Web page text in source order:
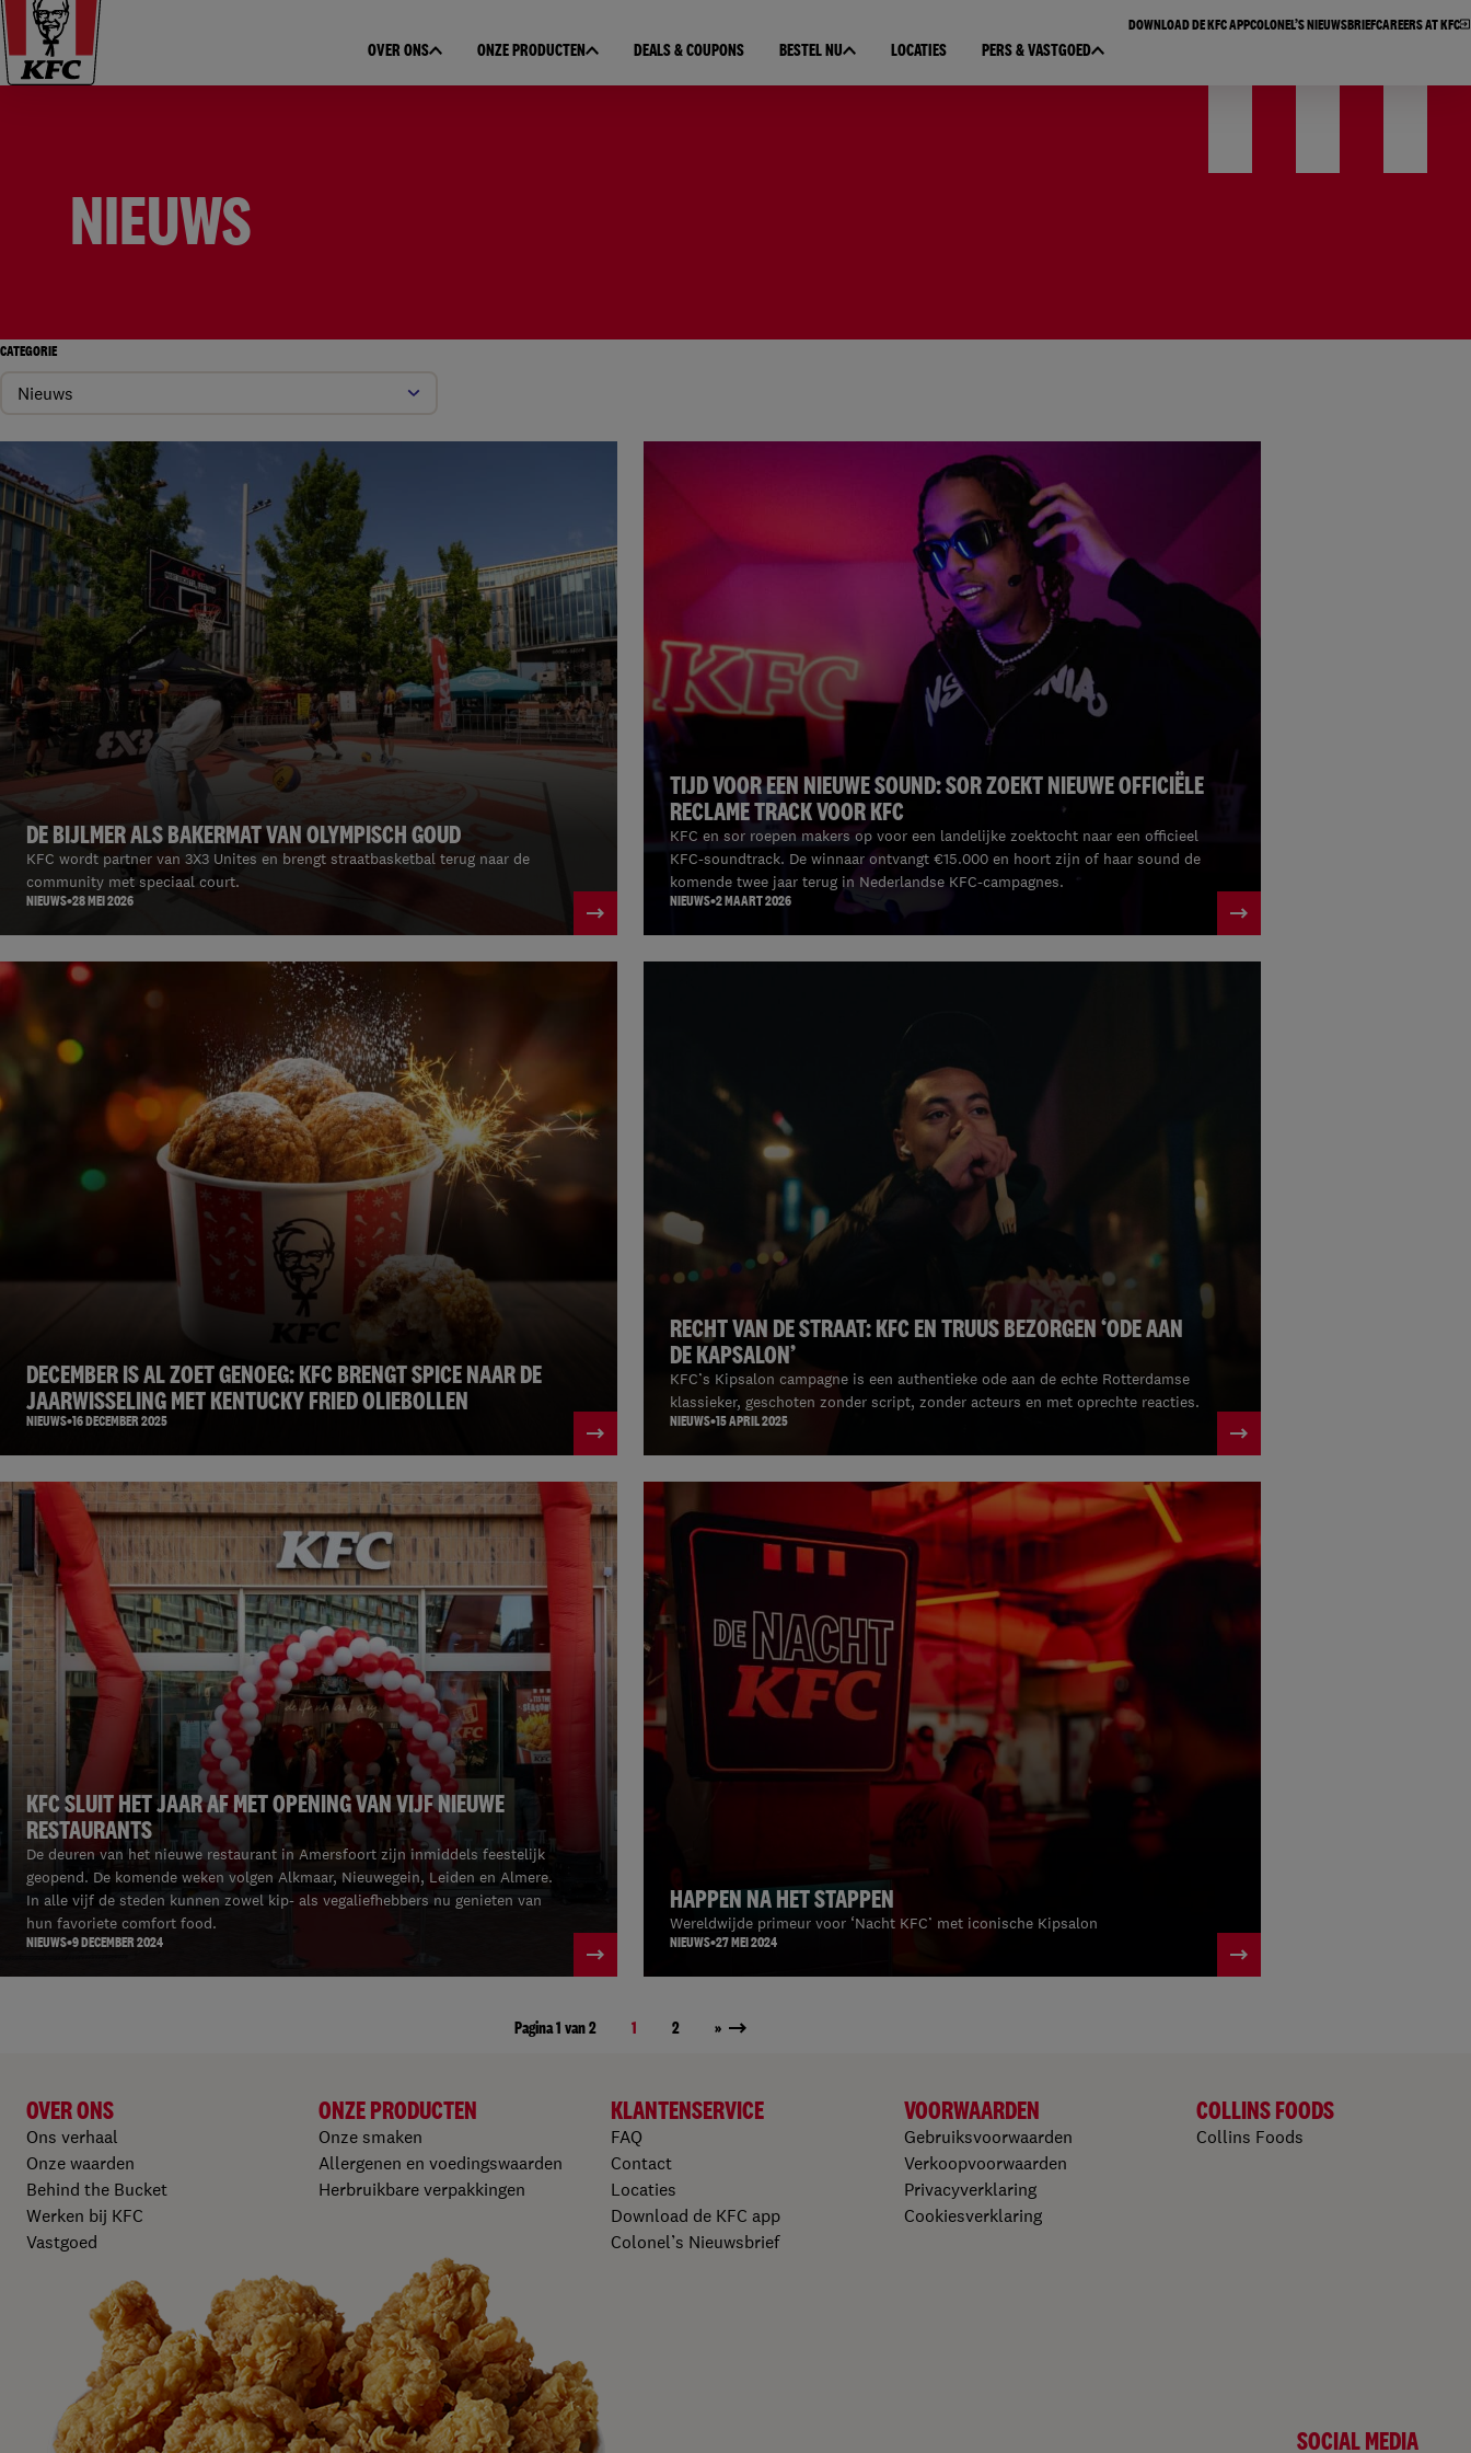
OVER ONS ONZE PRODUCTEN DEALS & COUPONS BESTEL NU LOCATIES PERS & VASTGOED
DOWNLOAD DE KFC APP​COLONEL’S NIEUWSBRIEF​CAREERS AT KFC
NIEUWS
CATEGORIE
DE BIJLMER ALS BAKERMAT VAN OLYMPISCH GOUD
KFC wordt partner van 3X3 Unites en brengt straatbasketbal terug naar de
community met speciaal court.
NIEUWS 28 MEI 2026
TIJD VOOR EEN NIEUWE SOUND: SOR ZOEKT NIEUWE OFFICIËLE
RECLAME TRACK VOOR KFC
KFC en sor roepen makers op voor een landelijke zoektocht naar een officieel
KFC-soundtrack. De winnaar ontvangt €15.000 en hoort zijn of haar sound de
komende twee jaar terug in Nederlandse KFC-campagnes.
NIEUWS 2 MAART 2026
DECEMBER IS AL ZOET GENOEG: KFC BRENGT SPICE NAAR DE
JAARWISSELING MET KENTUCKY FRIED OLIEBOLLEN
NIEUWS 16 DECEMBER 2025
RECHT VAN DE STRAAT: KFC EN TRUUS BEZORGEN ‘ODE AAN
DE KAPSALON’
KFC’s Kipsalon campagne is een authentieke ode aan de echte Rotterdamse
klassieker, geschoten zonder script, zonder acteurs en met oprechte reacties.
NIEUWS 15 APRIL 2025
KFC SLUIT HET JAAR AF MET OPENING VAN VIJF NIEUWE
RESTAURANTS
De deuren van het nieuwe restaurant in Amersfoort zijn inmiddels feestelijk
geopend. De komende weken volgen Alkmaar, Nieuwegein, Leiden en Almere.
In alle vijf de steden kunnen zowel kip- als vegaliefhebbers nu genieten van
hun favoriete comfort food.
NIEUWS 9 DECEMBER 2024
HAPPEN NA HET STAPPEN
Wereldwijde primeur voor ‘Nacht KFC’ met iconische Kipsalon
NIEUWS 27 MEI 2024
Pagina 1 van 2 1 2 »
OVER ONS
Ons verhaal
Onze waarden
Behind the Bucket
Werken bij KFC​
Vastgoed
ONZE PRODUCTEN​
Onze smaken
Allergenen en voedingswaarden
Herbruikbare verpakkingen​
KLANTENSERVICE
FAQ
Contact
Locaties
Download de KFC app​
Colonel’s Nieuwsbrief​
VOORWAARDEN
Gebruiksvoorwaarden
Verkoopvoorwaarden​
Privacyverklaring​
Cookiesverklaring​
COLLINS FOODS
Collins Foods
SOCIAL MEDIA